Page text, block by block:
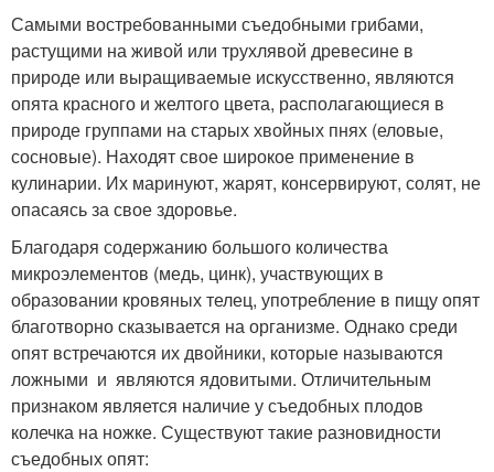
Самыми востребованными съедобными грибами,
растущими на живой или трухлявой древесине в
природе или выращиваемые искусственно, являются
опята красного и желтого цвета, располагающиеся в
природе группами на старых хвойных пнях (еловые,
сосновые). Находят свое широкое применение в
кулинарии. Их маринуют, жарят, консервируют, солят, не
опасаясь за свое здоровье.
Благодаря содержанию большого количества
микроэлементов (медь, цинк), участвующих в
образовании кровяных телец, употребление в пищу опят
благотворно сказывается на организме. Однако среди
опят встречаются их двойники, которые называются
ложными и являются ядовитыми. Отличительным
признаком является наличие у съедобных плодов
колечка на ножке. Существуют такие разновидности
съедобных опят: